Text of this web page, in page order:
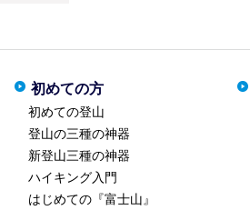
初めての方
初めての登山
登山の三種の神器
新登山三種の神器
ハイキング入門
はじめての『富士山』